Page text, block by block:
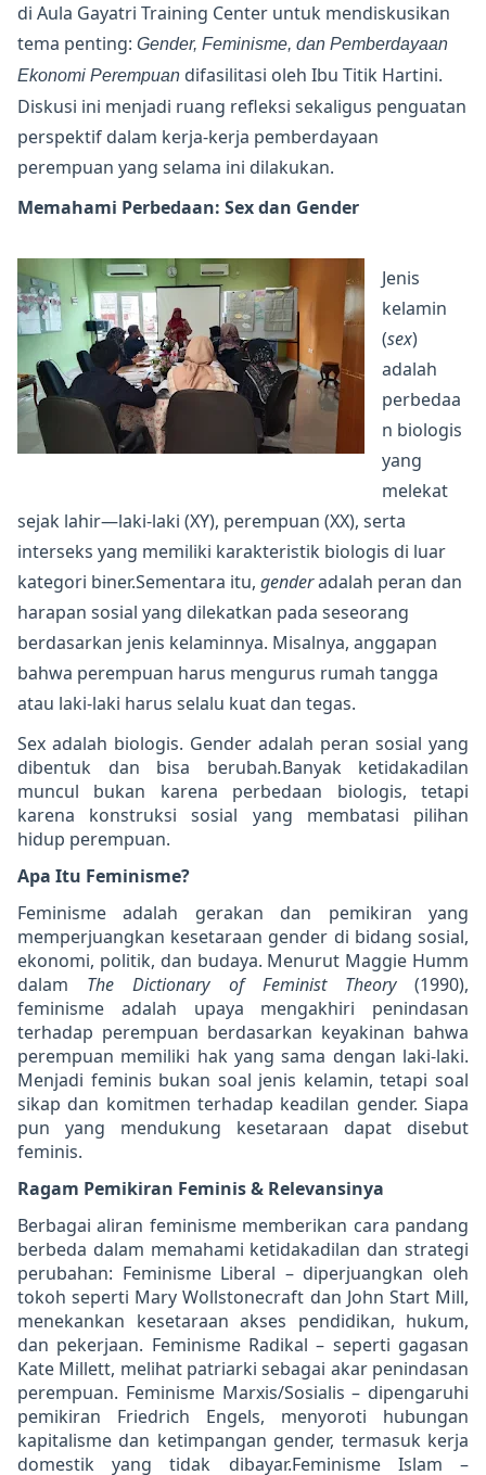
di Aula Gayatri Training Center untuk mendiskusikan
tema penting: Gender, Feminisme, dan Pemberdayaan
Ekonomi Perempuan difasilitasi oleh Ibu Titik Hartini.
Diskusi ini menjadi ruang refleksi sekaligus penguatan
perspektif dalam kerja-kerja pemberdayaan
perempuan yang selama ini dilakukan.
Memahami Perbedaan: Sex dan Gender
Jenis
kelamin
(sex)
adalah
perbedaa
n biologis
yang
melekat
sejak lahir—laki-laki (XY), perempuan (XX), serta
interseks yang memiliki karakteristik biologis di luar
kategori biner.Sementara itu, genderadalah peran dan
harapan sosial yang dilekatkan pada seseorang
berdasarkan jenis kelaminnya. Misalnya, anggapan
bahwa perempuan harus mengurus rumah tangga
atau laki-laki harus selalu kuat dan tegas.
Sex adalah biologis. Gender adalah peran sosial yang
dibentuk dan bisa berubah.Banyak ketidakadilan
muncul bukan karena perbedaan biologis, tetapi
karena konstruksi sosial yang membatasi pilihan
hidup perempuan.
Apa Itu Feminisme?
Feminisme adalah gerakan dan pemikiran yang
memperjuangkan kesetaraan gender di bidang sosial,
ekonomi, politik, dan budaya. Menurut Maggie Humm
dalam The Dictionary of Feminist Theory(1990),
feminisme adalah upaya mengakhiri penindasan
terhadap perempuan berdasarkan keyakinan bahwa
perempuan memiliki hak yang sama dengan laki-laki.
Menjadi feminis bukan soal jenis kelamin, tetapi soal
sikap dan komitmen terhadap keadilan gender. Siapa
pun yang mendukung kesetaraan dapat disebut
feminis.
Ragam Pemikiran Feminis & Relevansinya
Berbagai aliran feminisme memberikan cara pandang
berbeda dalam memahami ketidakadilan dan strategi
perubahan: Feminisme Liberal – diperjuangkan oleh
tokoh seperti Mary Wollstonecraft dan John Start Mill,
menekankan kesetaraan akses pendidikan, hukum,
dan pekerjaan. Feminisme Radikal – seperti gagasan
Kate Millett, melihat patriarki sebagai akar penindasan
perempuan. Feminisme Marxis/Sosialis – dipengaruhi
pemikiran Friedrich Engels, menyoroti hubungan
kapitalisme dan ketimpangan gender, termasuk kerja
domestik yang tidak dibayar.Feminisme Islam –